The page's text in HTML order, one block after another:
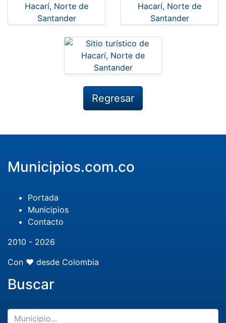
Regresar
Municipios.com.co
Portada
Municipios
Contacto
2010 - 2026
Con ❤️ desde Colombia
Buscar